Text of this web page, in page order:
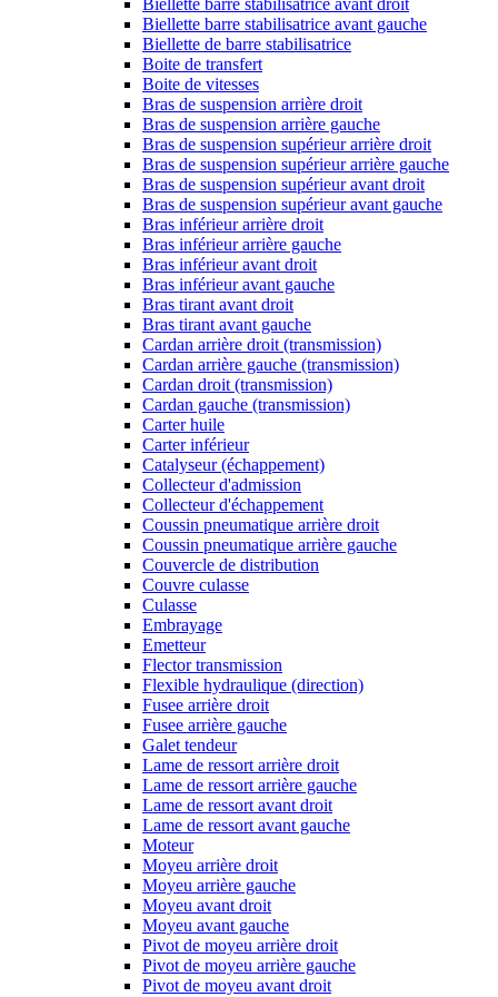
Biellette barre stabilisatrice avant droit
Biellette barre stabilisatrice avant gauche
Biellette de barre stabilisatrice
Boite de transfert
Boite de vitesses
Bras de suspension arrière droit
Bras de suspension arrière gauche
Bras de suspension supérieur arrière droit
Bras de suspension supérieur arrière gauche
Bras de suspension supérieur avant droit
Bras de suspension supérieur avant gauche
Bras inférieur arrière droit
Bras inférieur arrière gauche
Bras inférieur avant droit
Bras inférieur avant gauche
Bras tirant avant droit
Bras tirant avant gauche
Cardan arrière droit (transmission)
Cardan arrière gauche (transmission)
Cardan droit (transmission)
Cardan gauche (transmission)
Carter huile
Carter inférieur
Catalyseur (échappement)
Collecteur d'admission
Collecteur d'échappement
Coussin pneumatique arrière droit
Coussin pneumatique arrière gauche
Couvercle de distribution
Couvre culasse
Culasse
Embrayage
Emetteur
Flector transmission
Flexible hydraulique (direction)
Fusee arrière droit
Fusee arrière gauche
Galet tendeur
Lame de ressort arrière droit
Lame de ressort arrière gauche
Lame de ressort avant droit
Lame de ressort avant gauche
Moteur
Moyeu arrière droit
Moyeu arrière gauche
Moyeu avant droit
Moyeu avant gauche
Pivot de moyeu arrière droit
Pivot de moyeu arrière gauche
Pivot de moyeu avant droit